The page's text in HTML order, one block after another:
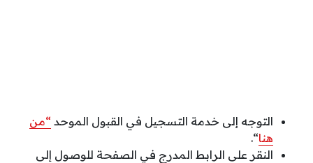
التوجه إلى خدمة التسجيل في القبول الموحد “من
هنا“.
النقر على الرابط المدرج في الصفحة للوصول إلى